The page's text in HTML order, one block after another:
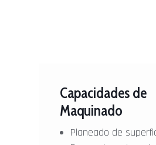
Capacidades de
Maquinado
Planeado de